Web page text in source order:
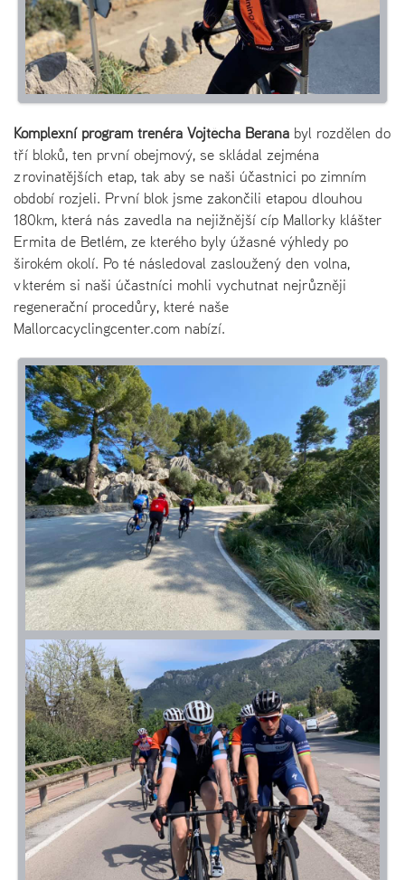
Komplexní program trenéra Vojtěcha Berana byl rozdělen do
tří bloků, ten první obejmový, se skládal zejména
z rovinatějších etap, tak aby se naši účastnici po zimním
období rozjeli. První blok jsme zakončili etapou dlouhou
180km, která nás zavedla na nejižnější cíp Mallorky klášter
Ermita de Betlém, ze kterého byly úžasné výhledy po
širokém okolí. Po té následoval zasloužený den volna,
v kterém si naši účastníci mohli vychutnat nejrůzněji
regenerační procedůry, které naše
Mallorcacyclingcenter.com nabízí.